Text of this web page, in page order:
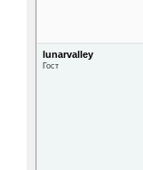
lunarvalley
Гост